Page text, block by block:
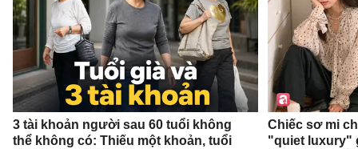
3 tài khoản người sau 60 tuổi không
thể không có: Thiếu một khoản, tuổi
Chiếc sơ mi
"quiet luxury"